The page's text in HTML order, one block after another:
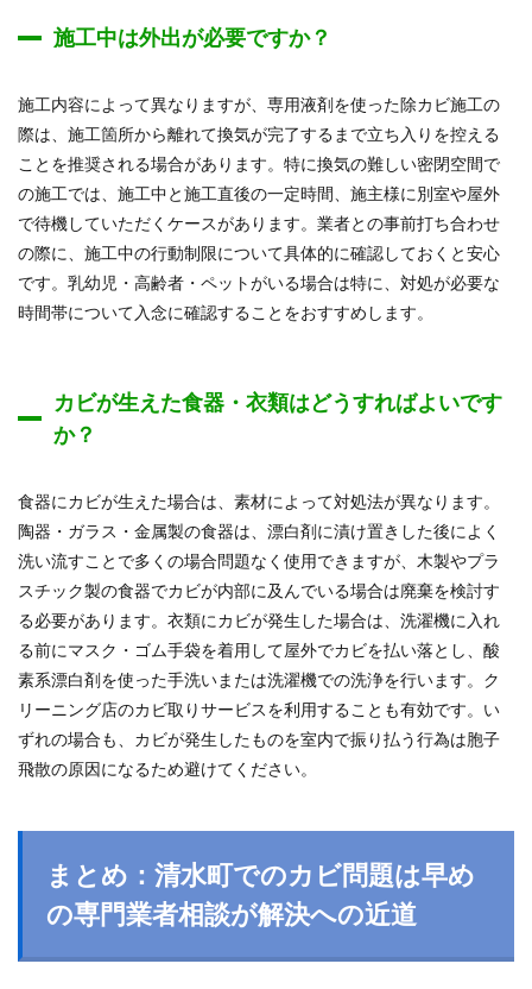
施工中は外出が必要ですか？
施工内容によって異なりますが、専用液剤を使った除カビ施工の
際は、施工箇所から離れて換気が完了するまで立ち入りを控える
ことを推奨される場合があります。特に換気の難しい密閉空間で
の施工では、施工中と施工直後の一定時間、施主様に別室や屋外
で待機していただくケースがあります。業者との事前打ち合わせ
の際に、施工中の行動制限について具体的に確認しておくと安心
です。乳幼児・高齢者・ペットがいる場合は特に、対処が必要な
時間帯について入念に確認することをおすすめします。
カビが生えた食器・衣類はどうすればよいです
か？
食器にカビが生えた場合は、素材によって対処法が異なります。
陶器・ガラス・金属製の食器は、漂白剤に漬け置きした後によく
洗い流すことで多くの場合問題なく使用できますが、木製やプラ
スチック製の食器でカビが内部に及んでいる場合は廃棄を検討す
る必要があります。衣類にカビが発生した場合は、洗濯機に入れ
る前にマスク・ゴム手袋を着用して屋外でカビを払い落とし、酸
素系漂白剤を使った手洗いまたは洗濯機での洗浄を行います。ク
リーニング店のカビ取りサービスを利用することも有効です。い
ずれの場合も、カビが発生したものを室内で振り払う行為は胞子
飛散の原因になるため避けてください。
まとめ：清水町でのカビ問題は早め
の専門業者相談が解決への近道